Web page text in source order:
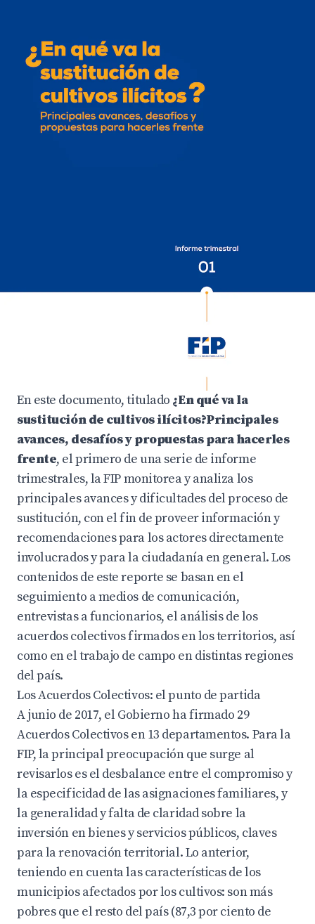
En este documento, titulado ¿En qué va la
sustitución de cultivos ilícitos?Principales
avances, desafíos y propuestas para hacerles
frente, el primero de una serie de informe
trimestrales, la FIP monitorea y analiza los
principales avances y dificultades del proceso de
sustitución, con el fin de proveer información y
recomendaciones para los actores directamente
involucrados y para la ciudadanía en general. Los
contenidos de este reporte se basan en el
seguimiento a medios de comunicación,
entrevistas a funcionarios, el análisis de los
acuerdos colectivos firmados en los territorios, así
como en el trabajo de campo en distintas regiones
del país.
Los Acuerdos Colectivos: el punto de partida
A junio de 2017, el Gobierno ha firmado 29
Acuerdos Colectivos en 13 departamentos. Para la
FIP, la principal preocupación que surge al
revisarlos es el desbalance entre el compromiso y
la especificidad de las asignaciones familiares, y
la generalidad y falta de claridad sobre la
inversión en bienes y servicios públicos, claves
para la renovación territorial. Lo anterior,
teniendo en cuenta las características de los
municipios afectados por los cultivos: son más
pobres que el resto del país (87,3 por ciento de